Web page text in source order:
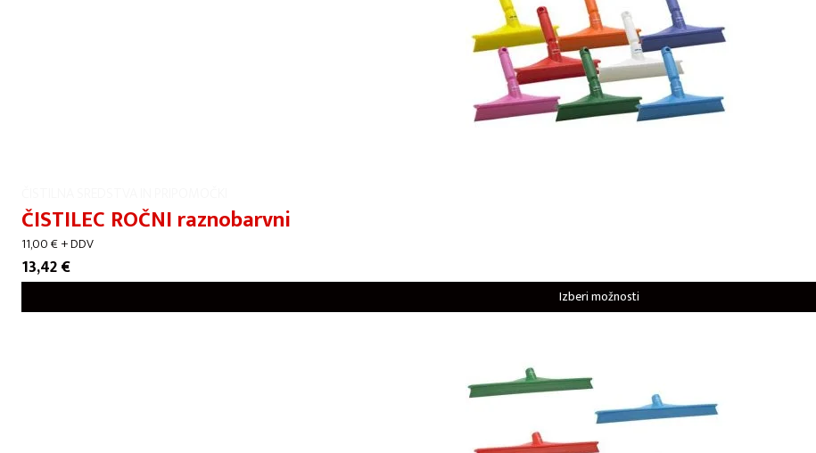
ČISTILEC ROČNI raznobarvni
11,00€+ DDV
13,42€
Izberi možnosti